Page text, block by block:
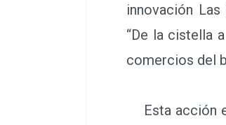
innovación
“De la cistella
comercios del
Esta acción